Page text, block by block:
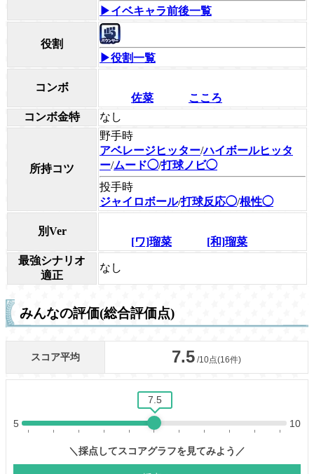
▶イベキャラ前後一覧
役割
▶役割一覧
コンボ
佐菜
こころ
コンボ金特
なし
所持コツ
野手時
アベレージヒッター/ハイボールヒッタ
ー/ムード◯/打球ノビ◯
投手時
ジャイロボール/打球反応◯/根性◯
別Ver
[ワ]瑠菜
[和]瑠菜
最強シナリオ
適正
なし
みんなの評価(総合評価点)